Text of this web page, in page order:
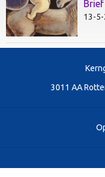
Home Agenda
13-5-
3011 AA